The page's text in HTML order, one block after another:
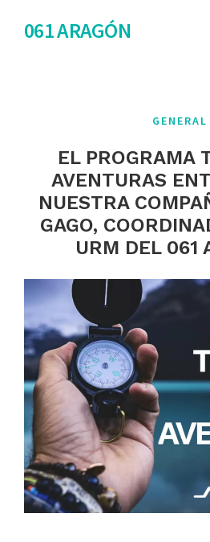
061 ARAGÓN
GENERAL
EL PROGRAMA
AVENTURAS
NUESTRA
GAGO,
URM DEL 061